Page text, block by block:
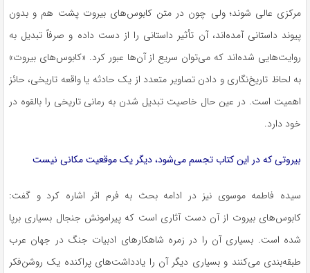
مرکزی عالی شوند؛ ولی چون در متن کابوس‌های بیروت پشت هم و بدون
پیوند داستانی آمده‌اند، آن تأثیر داستانی را از دست داده و صرفاً تبدیل به
روایت‌هایی شده‌اند که می‌توان سریع از آن‌ها عبور کرد. «کابوس‌های بیروت»
به لحاظ تاریخ‌نگاری و دادن تصاویر متعدد از یک حادثه یا واقعه تاریخی، حائز
اهمیت است. در عین حال خاصیت تبدیل شدن به رمانی تاریخی را بالقوه در
خود دارد.
بیروتی که در این کتاب تجسم می‌شود، دیگر یک موقعیت مکانی نیست
سیده فاطمه موسوی نیز در ادامه بحث به فرم اثر اشاره کرد و گفت:
کابوس‌های بیروت از آن دست آثاری است که پیرامونش جنجال بسیاری برپا
شده است. بسیاری آن را در زمره شاهکارهای ادبیات جنگ در جهان عرب
طبقه‌بندی می‌کنند و بسیاری دیگر آن را یادداشت‌های پراکنده یک روشن‌فکر